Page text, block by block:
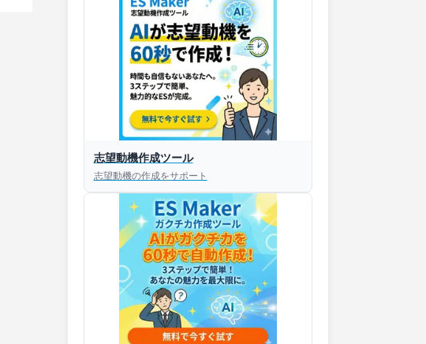
志望動機作成ツール
志望動機の作成をサポート